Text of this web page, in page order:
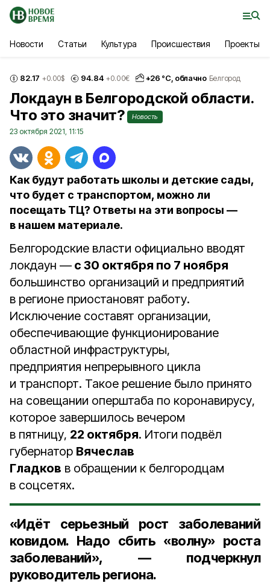
Новости Статьи Культура Происшествия Проекты
82.17 +0.00$ 94.84 +0.00€ +26 °С, облачно Белгород
Локдаун в Белгородской области.
Что это значит?
Новость
23 октября 2021, 11:15
Как будут работать школы и детские сады,
что будет с транспортом, можно ли
посещать ТЦ? Ответы на эти вопросы —
в нашем материале.
Белгородские власти официально вводят
локдаун — с 30 октября по 7 ноября
большинство организаций и предприятий
в регионе приостановят работу.
Исключение составят организации,
обеспечивающие функционирование
областной инфраструктуры,
предприятия непрерывного цикла
и транспорт. Такое решение было принято
на совещании оперштаба по коронавирусу,
которое завершилось вечером
в пятницу, 22 октября. Итоги подвёл
губернатор Вячеслав
Гладков в обращении к белгородцам
в соцсетях.
«Идёт серьезный рост заболеваний
ковидом. Надо сбить «волну» роста
заболеваний», — подчеркнул
руководитель региона.